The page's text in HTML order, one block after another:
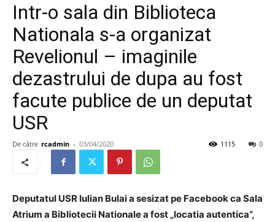
Intr-o sala din Biblioteca
Nationala s-a organizat
Revelionul – imaginile
dezastrului de dupa au fost
facute publice de un deputat
USR
De către rcadmin - 03/04/2020 0
1115
Deputatul USR Iulian Bulai a sesizat pe Facebook ca Sala
Atrium a Bibliotecii Nationale a fost „locatia autentica”,